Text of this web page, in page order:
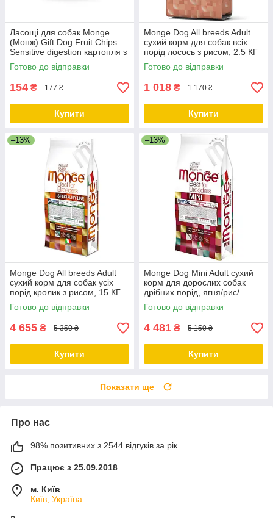
Ласощі для собак Monge
(Монж) Gift Dog Fruit Chips
Sensitive digestion картопля з
яблуком (веган) 150г
Готово до відправки
154 ₴ 177 ₴
Купити
Monge Dog All breeds Adult
сухий корм для собак всіх
порід лосось з рисом, 2.5 КГ
Готово до відправки
1 018 ₴ 1 170 ₴
Купити
–13%
Monge Dog All breeds Adult
сухий корм для собак усіх
порід кролик з рисом, 15 КГ
Готово до відправки
4 655 ₴ 5 350 ₴
Купити
–13%
Monge Dog Mini Adult сухий
корм для дорослих собак
дрібних порід, ягня/рис/
картопля, 15 КГ
Готово до відправки
4 481 ₴ 5 150 ₴
Купити
Показати ще
Про нас
98% позитивних з 2544 відгуків за рік
Працює з 25.09.2018
м. Київ
Київ, Україна